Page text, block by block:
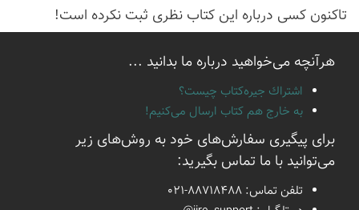
تاكنون كسی درباره این كتاب نظری ثبت نكرده است!
هرآنچه می‌خواهید درباره ما بدانید ...
اشتراك جيره‌كتاب چيست؟
به خارج هم كتاب ارسال می‌كنیم!
برای پیگیری سفارش‌های خود به روش‌های زیر
می‌توانید با ما تماس بگیرید:
تلفن تماس: 021-88718488